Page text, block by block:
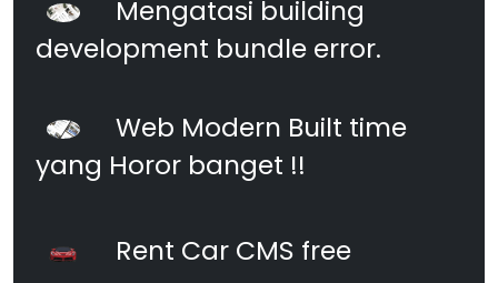
Mengatasi building
development bundle error.
Web Modern Built time
yang Horor banget !!
Rent Car CMS free